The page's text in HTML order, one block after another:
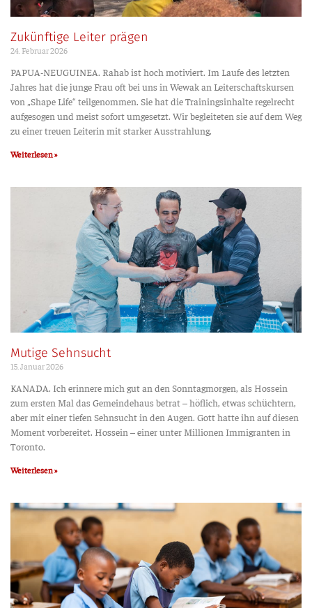
Zukünftige Leiter prägen
24. Febru­ar 2026
PAPUA-NEUGUINEA. Rahab ist hoch moti­viert. Im Lau­fe des letz­ten
Jah­res hat die jun­ge Frau oft bei uns in Wewak an Lei­ter­schafts­kur­sen
von „Shape Life“ teil­ge­nom­men. Sie hat die Trai­nings­in­hal­te regel­recht
auf­ge­so­gen und meist sofort umge­setzt. Wir beglei­te­ten sie auf dem Weg
zu einer treu­en Lei­te­rin mit star­ker Ausstrahlung.
Weiterlesen »
Mutige Sehnsucht
15. Janu­ar 2026
KANADA. Ich erin­ne­re mich gut an den Sonn­tag­mor­gen, als Hos­sein
zum ers­ten Mal das Gemein­de­haus betrat – höf­lich, etwas schüch­tern,
aber mit einer tie­fen Sehn­sucht in den Augen. Gott hat­te ihn auf die­sen
Moment vor­be­rei­tet. Hos­sein – einer unter Mil­lio­nen Immi­gran­ten in
Toronto.
Weiterlesen »